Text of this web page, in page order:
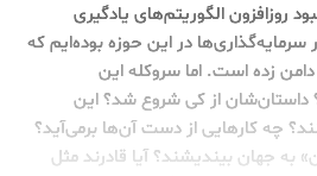
روزافزون الگوریتم‌های یادگیری
در این حوزه بوده‌ایم که
زده است. اما سروکله این
داستان‌شان از کی شروع شد؟ این
چه کارهایی از دست آن‌ها برمی‌آید؟
به جهان بیندیشند؟ آیا قادرند مثل